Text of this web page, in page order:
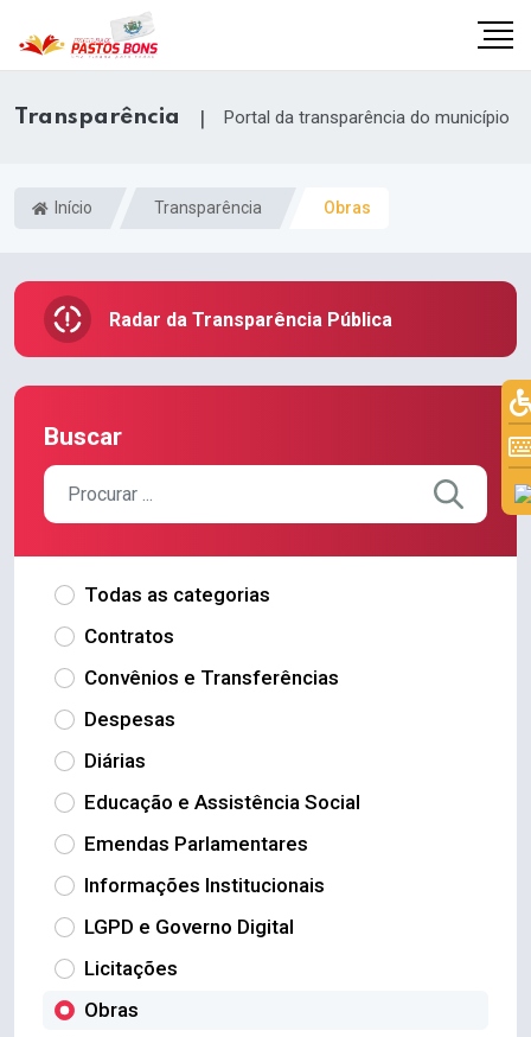
Transparência | Portal da transparência do município
Início Transparência Obras
Radar da Transparência Pública
Buscar
Todas as categorias
Contratos
Convênios e Transferências
Despesas
Diárias
Educação e Assistência Social
Emendas Parlamentares
Informações Institucionais
LGPD e Governo Digital
Licitações
Obras